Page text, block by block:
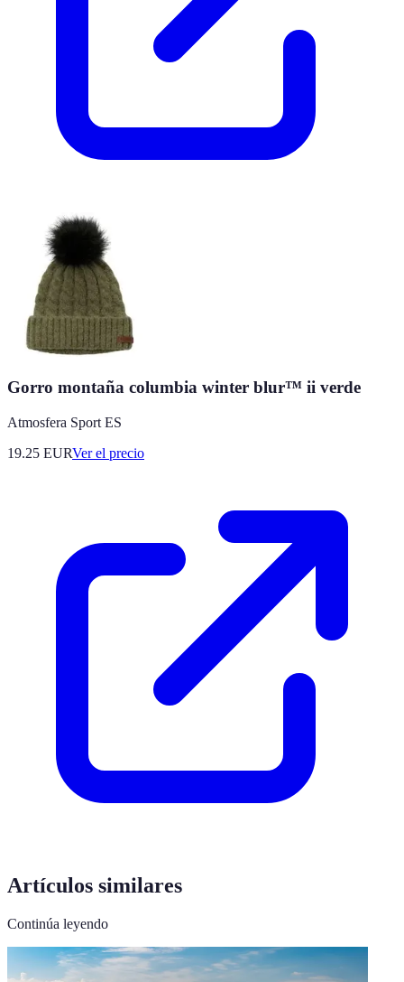
Gorro montaña columbia winter blur™ ii verde
Atmosfera Sport ES
19.25 EURVer el precio
Artículos similares
Continúa leyendo